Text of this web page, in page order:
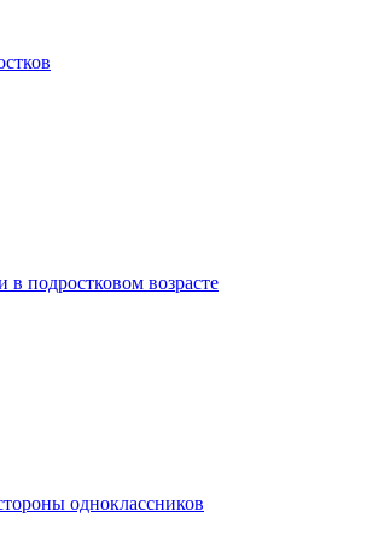
подростковом возрасте
одноклассников